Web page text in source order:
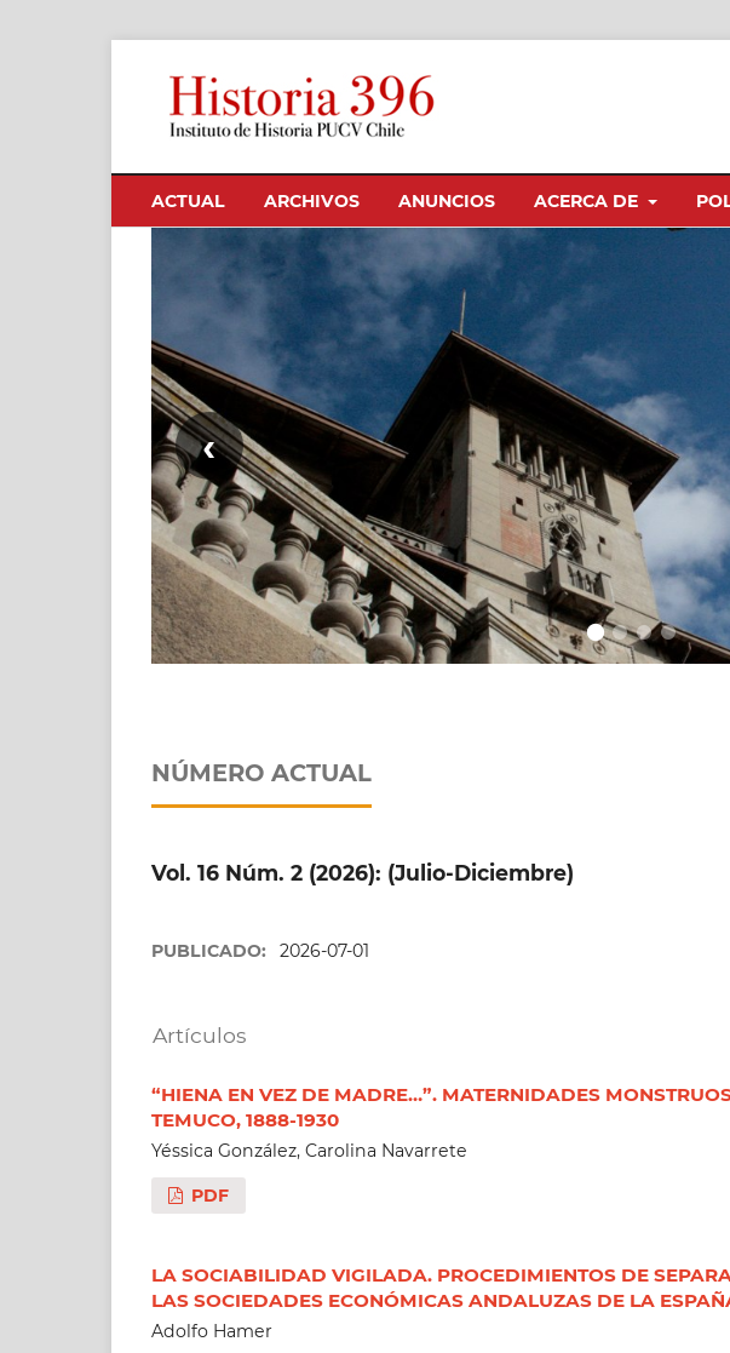
ACTUAL ARCHIVOS ANUNCIOS ACERCA DE
Nuevo número disponible
Revise los artículos publicados recientemente
Envíe su manuscrito a la revista
‹
NÚMERO ACTUAL
Vol. 16 Núm. 2 (2026): (Julio-Diciembre)
PUBLICADO: 2026-07-01
Artículos
“HIENA EN VEZ DE MADRE…”. MATERNIDADES
TEMUCO, 1888-1930
Yéssica González, Carolina Navarrete
PDF
LA SOCIABILIDAD VIGILADA. PROCEDIMIENTOS DE
LAS SOCIEDADES ECONÓMICAS ANDALUZAS DE LA
Adolfo Hamer